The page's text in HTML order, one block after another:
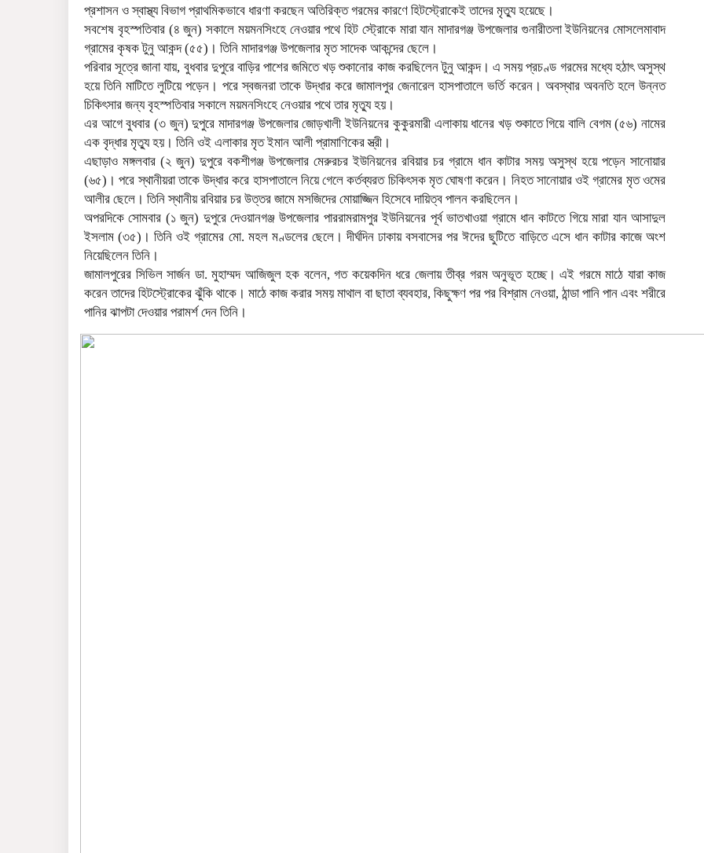
প্রশাসন ও স্বাস্থ্য বিভাগ প্রাথমিকভাবে ধারণা করছেন অতিরিক্ত গরমের কারণে হিটস্ট্রোকেই তাদের মৃত্যু হয়েছে।
সবশেষ বৃহস্পতিবার (৪ জুন) সকালে ময়মনসিংহে নেওয়ার পথে হিট স্ট্রোকে মারা যান মাদারগঞ্জ উপজেলার গুনারীতলা ইউনিয়নের মোসলেমাবাদ
গ্রামের কৃষক টুনু আকন্দ (৫৫)। তিনি মাদারগঞ্জ উপজেলার মৃত সাদেক আকন্দের ছেলে।
পরিবার সূত্রে জানা যায়, বুধবার দুপুরে বাড়ির পাশের জমিতে খড় শুকানোর কাজ করছিলেন টুনু আকন্দ। এ সময় প্রচণ্ড গরমের মধ্যে হঠাৎ অসুস্থ
হয়ে তিনি মাটিতে লুটিয়ে পড়েন। পরে স্বজনরা তাকে উদ্ধার করে জামালপুর জেনারেল হাসপাতালে ভর্তি করেন। অবস্থার অবনতি হলে উন্নত
চিকিৎসার জন্য বৃহস্পতিবার সকালে ময়মনসিংহে নেওয়ার পথে তার মৃত্যু হয়।
এর আগে বুধবার (৩ জুন) দুপুরে মাদারগঞ্জ উপজেলার জোড়খালী ইউনিয়নের কুকুরমারী এলাকায় ধানের খড় শুকাতে গিয়ে বালি বেগম (৫৬) নামের
এক বৃদ্ধার মৃত্যু হয়। তিনি ওই এলাকার মৃত ইমান আলী প্রামাণিকের স্ত্রী।
এছাড়াও মঙ্গলবার (২ জুন) দুপুরে বকশীগঞ্জ উপজেলার মেরুরচর ইউনিয়নের রবিয়ার চর গ্রামে ধান কাটার সময় অসুস্থ হয়ে পড়েন সানোয়ার
(৬৫)। পরে স্থানীয়রা তাকে উদ্ধার করে হাসপাতালে নিয়ে গেলে কর্তব্যরত চিকিৎসক মৃত ঘোষণা করেন। নিহত সানোয়ার ওই গ্রামের মৃত ওমের
আলীর ছেলে। তিনি স্থানীয় রবিয়ার চর উত্তর জামে মসজিদের মোয়াজ্জিন হিসেবে দায়িত্ব পালন করছিলেন।
অপরদিকে সোমবার (১ জুন) দুপুরে দেওয়ানগঞ্জ উপজেলার পাররামরামপুর ইউনিয়নের পূর্ব ভাতখাওয়া গ্রামে ধান কাটতে গিয়ে মারা যান আসাদুল
ইসলাম (৩৫)। তিনি ওই গ্রামের মো. মহল মণ্ডলের ছেলে। দীর্ঘদিন ঢাকায় বসবাসের পর ঈদের ছুটিতে বাড়িতে এসে ধান কাটার কাজে অংশ
নিয়েছিলেন তিনি।
জামালপুরের সিভিল সার্জন ডা. মুহাম্মদ আজিজুল হক বলেন, গত কয়েকদিন ধরে জেলায় তীব্র গরম অনুভূত হচ্ছে। এই গরমে মাঠে যারা কাজ
করেন তাদের হিটস্ট্রোকের ঝুঁকি থাকে। মাঠে কাজ করার সময় মাথাল বা ছাতা ব্যবহার, কিছুক্ষণ পর পর বিশ্রাম নেওয়া, ঠান্ডা পানি পান এবং শরীরে
পানির ঝাপটা দেওয়ার পরামর্শ দেন তিনি।